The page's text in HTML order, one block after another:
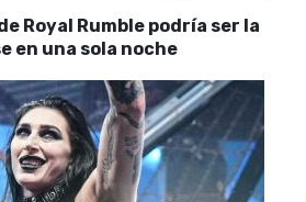
Royal Rumble podría ser la
en una sola noche